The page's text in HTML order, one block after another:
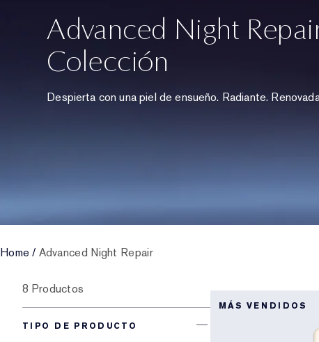
Advanced Night
Colección
Despierta con una piel de ensueño. Radiante.
Home / Advanced Night Repair
8 Productos
TIPO DE PRODUCTO
MÁS VENDIDOS